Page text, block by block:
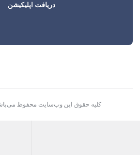
دریافت اپلیکیشن
کلیه حقوق این وب‌سایت محفوظ می‌باشد. 2000-